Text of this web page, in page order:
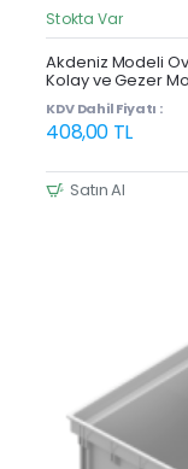
Stokta Var
Akdeniz Modeli
Kolay ve Gezer
KDV Dahil Fiyatı :
408,00 TL
Satın Al